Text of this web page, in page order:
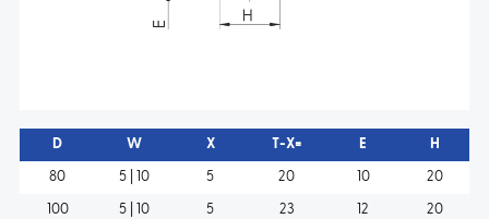
D W X T-X= E H
80 5 | 10 5 20 10 20
100 5 | 10 5 23 12 20